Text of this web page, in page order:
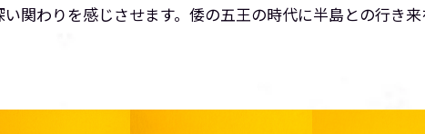
関わりを感じさせます。倭の五王の時代に半島との行き